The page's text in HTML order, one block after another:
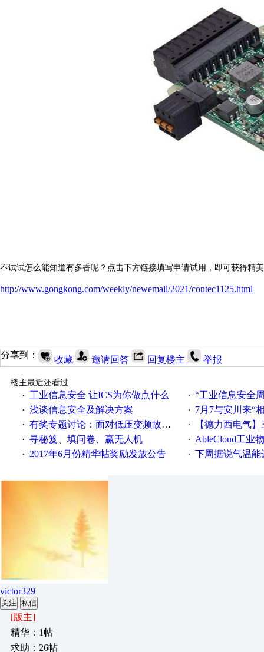
不试试怎么能知道有多香呢？点击下方链接填写申请试用， 即可获得精
http://www.gongkong.com/weekly/newemail/2021/contec1125.html
分享到： 收藏 邀请回答 回复楼主 举报
楼主最近还看过
·
工业信息安全 让ICS为你做点什么 · “工业信息安全周之我见”
· 浅谈信息安全及解决方案 · 7月7与安川来“
· 有奖专题讨论：面对低压变频故障，老手是这样解决的！ · 【德力西电气】三
· 寻秘笈、填问卷、赢无人机 · AbleCloud工业物联
· 2017年6月份精华帖奖励发放公告 · 下周据说气温能
victor329
关注 私信
[版主]
精华：1帖
求助：26帖